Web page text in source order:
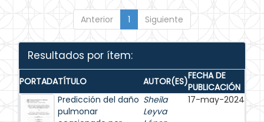
Anterior 1 Siguiente
Resultados por ítem:
PORTADATÍTULO AUTOR(ES)FECHA DE
PUBLICACIÓN
Predicción del daño
pulmonar
Sheila
Leyva
17-may-2024